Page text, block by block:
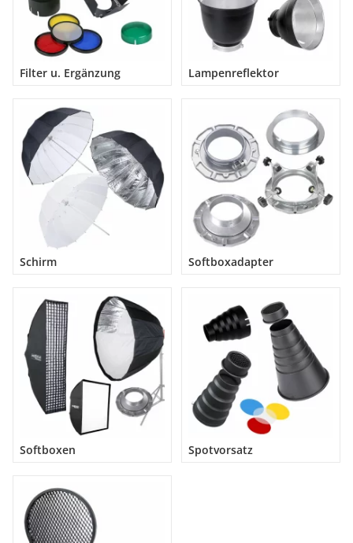
Filter u. Ergänzung Lampenreflektor
Schirm Softboxadapter
Softboxen Spotvorsatz